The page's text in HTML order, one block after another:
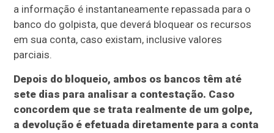
a informação é instantaneamente repassada para o
banco do golpista, que deverá bloquear os recursos
em sua conta, caso existam, inclusive valores
parciais.
Depois do bloqueio, ambos os bancos têm até
sete dias para analisar a contestação. Caso
concordem que se trata realmente de um golpe,
a devolução é efetuada diretamente para a conta